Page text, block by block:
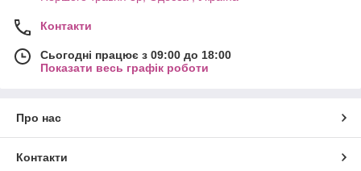
Контакти
Сьогодні працює з 09:00 до 18:00
Показати весь графік роботи
Про нас
Контакти